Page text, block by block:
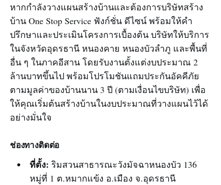
หากกำลังวางแผนสร้างบ้านและต้องการบริษัทสร้าง
บ้าน One Stop Service ฟังก์ชั่น ดีไซน์ พร้อมให้คำ
ปรึกษาและประเมินโครงการเบื้องต้น บริษัทให้บริการ
ในจังหวัดอุดรธานี หนองคาย หนองบัวลำภู และพื้นที่
อื่น ๆ ในภาคอีสาน โดยรับงานตั้งแต่งบประมาณ 2
ล้านบาทขึ้นไป พร้อมโปรโมชันแถมประกันอัคคีภัย
ตามมูลค่าของบ้านนาน 3 ปี (ตามเงื่อนไขบริษัท) เพื่อ
ให้คุณเริ่มต้นสร้างบ้านในงบประมาณที่วางแผนไว้ได้
อย่างมั่นใจ
ช่องทางติดต่อ
ที่ตั้ง: ริมสวนสาธารณะวังมัจฉาหนองบัว 136
หมู่ที่ 1 ต.หมากแข้ง อ.เมือง จ.อุดรธานี